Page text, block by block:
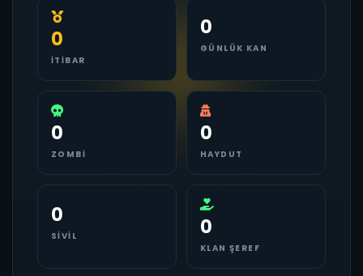
0
İTIBAR
0
GÜNLÜK KAN
0
ZOMBI
0
HAYDUT
0
SIVIL 0
KLAN ŞEREF